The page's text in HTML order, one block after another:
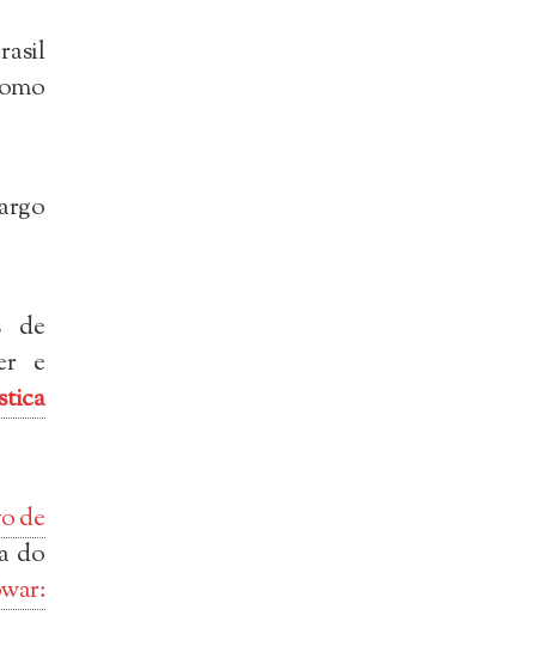
de
e
de
do